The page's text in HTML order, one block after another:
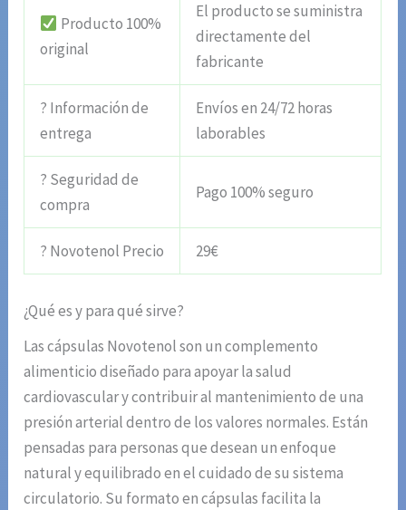
Producto 100%
original
El producto se suministra
directamente del
fabricante
? Información de
entrega
Envíos en 24/72 horas
laborables
? Seguridad de
compra
Pago 100% seguro
? Novotenol Precio 29€
¿Qué es y para qué sirve?
Las cápsulas Novotenol son un complemento
alimenticio diseñado para apoyar la salud
cardiovascular y contribuir al mantenimiento de una
presión arterial dentro de los valores normales. Están
pensadas para personas que desean un enfoque
natural y equilibrado en el cuidado de su sistema
circulatorio. Su formato en cápsulas facilita la